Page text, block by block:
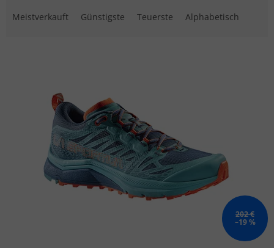
Meistverkauft Günstigste Teuerste Alphabetisch
202 €
–19 %